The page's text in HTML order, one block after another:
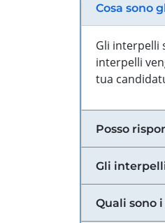
Cosa sono
Gli interpelli
interpelli
tua
Posso
Gli
Quali sono